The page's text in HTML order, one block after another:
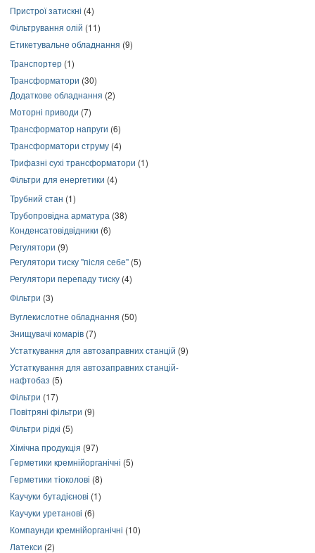
Пристрої затискні (4)
Фільтрування олій (11)
Етикетувальне обладнання (9)
Транспортер (1)
Трансформатори (30)
Додаткове обладнання (2)
Моторні приводи (7)
Трансформатор напруги (6)
Трансформатори струму (4)
Трифазні сухі трансформатори (1)
Фільтри для енергетики (4)
Трубний стан (1)
Трубопровідна арматура (38)
Конденсатовідвідники (6)
Регулятори (9)
Регулятори тиску "після себе" (5)
Регулятори перепаду тиску (4)
Фільтри (3)
Вуглекислотне обладнання (50)
Знищувачі комарів (7)
Устаткування для автозаправних станцій (9)
Устаткування для автозаправних станцій-
нафтобаз (5)
Фільтри (17)
Повітряні фільтри (9)
Фільтри рідкі (5)
Хімічна продукція (97)
Герметики кремнійорганічні (5)
Герметики тіоколові (8)
Каучуки бутадієнові (1)
Каучуки уретанові (6)
Компаунди кремнійорганічні (10)
Латекси (2)